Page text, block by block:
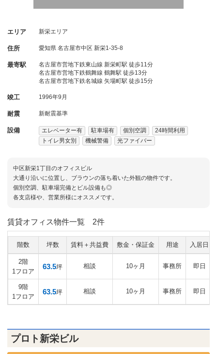
エリア 新栄エリア
住所 愛知県 名古屋市中区 新栄1-35-8
最寄駅
名古屋市営地下鉄東山線 新栄町駅 徒歩11分
名古屋市営地下鉄鶴舞線 鶴舞駅 徒歩13分
名古屋市営地下鉄名城線 矢場町駅 徒歩15分
竣工 1996年9月
耐震 新耐震基準
設備 エレベーター有 駐車場有 個別空調
24時間利用
トイレ男女別
機械警備 光ファイバー
中区新栄1丁目のオフィスビル
大通り沿いに位置し、ブラウンの落ち着いた外観の物件です。
個別空調、駐車場完備とビル設備も◎
各支店様や、営業所様にオススメです。
賃貸オフィス物件一覧 2件
階数 坪数 賃料＋共益費 敷金・保証金 用途 入居日
2階
1フロア
63.5坪 相談 10ヶ月 事務所 即日
9階
1フロア
63.5坪 相談 10ヶ月 事務所 即日
プロト新栄ビル